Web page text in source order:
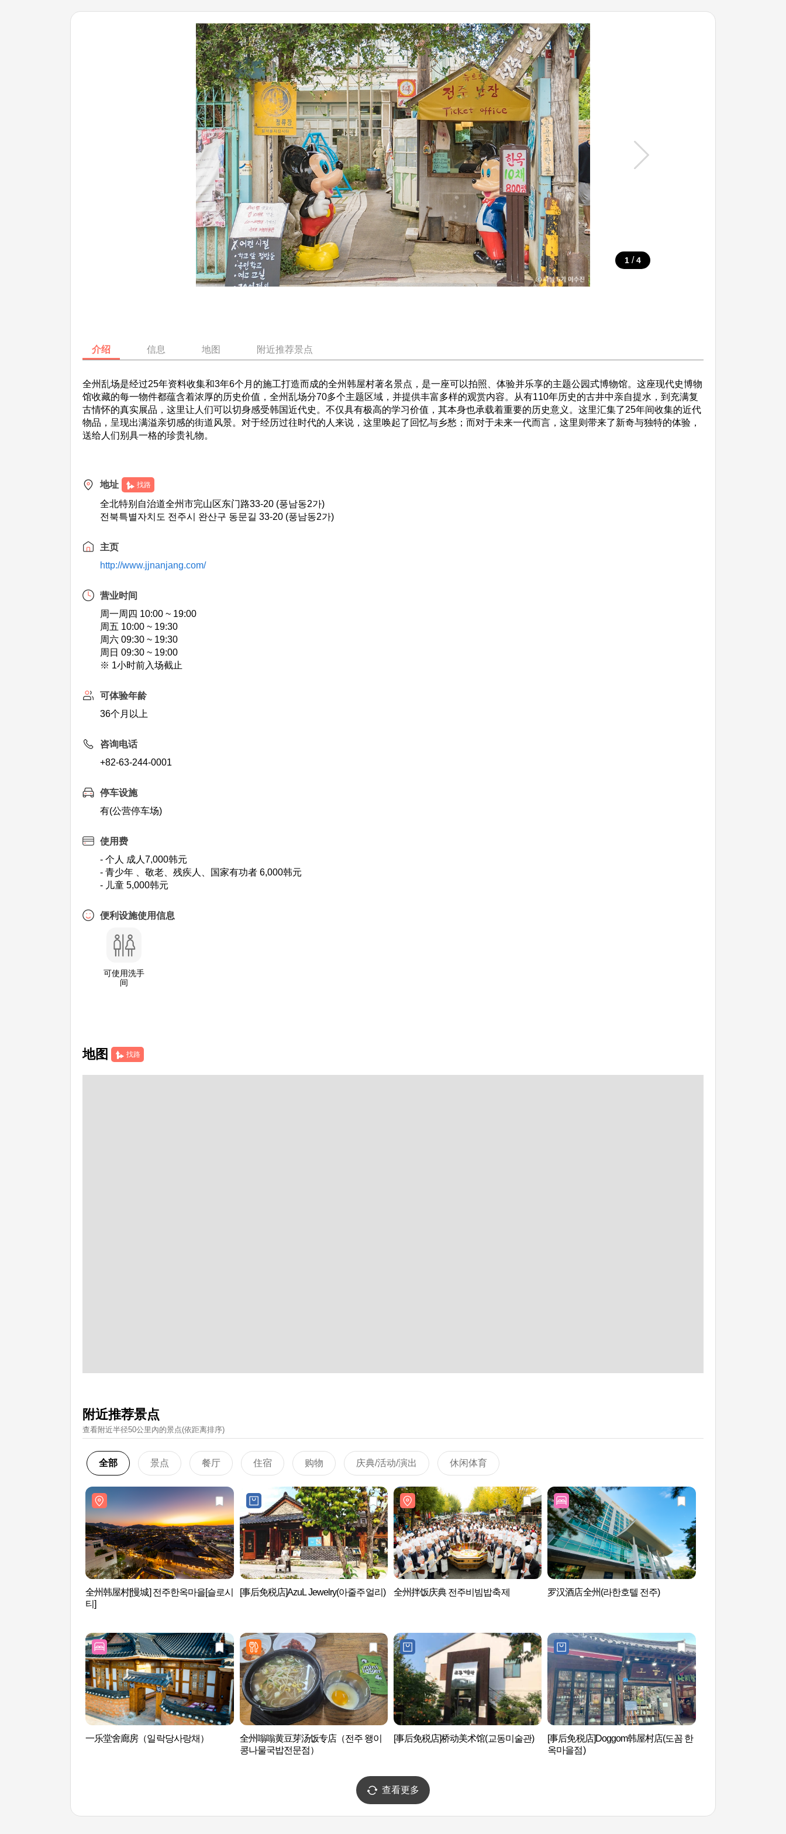
1 / 4
介绍 信息 地图 附近推荐景点
全州乱场是经过25年资料收集和3年6个月的施工打造而成的全州韩屋村著名景点，是一座可以拍照、体验并乐享的主题公园式博物馆。这座现代史博物
馆收藏的每一物件都蕴含着浓厚的历史价值，全州乱场分70多个主题区域，并提供丰富多样的观赏内容。从有110年历史的古井中亲自提水，到充满复
古情怀的真实展品，这里让人们可以切身感受韩国近代史。不仅具有极高的学习价值，其本身也承载着重要的历史意义。这里汇集了25年间收集的近代
物品，呈现出满溢亲切感的街道风景。对于经历过往时代的人来说，这里唤起了回忆与乡愁；而对于未来一代而言，这里则带来了新奇与独特的体验，
送给人们别具一格的珍贵礼物。
地址 找路
全北特别自治道全州市完山区东门路33-20 (풍남동2가)
전북특별자치도 전주시 완산구 동문길 33-20 (풍남동2가)
主页
http://www.jjnanjang.com/
营业时间
周一周四 10:00 ~ 19:00
周五 10:00 ~ 19:30
周六 09:30 ~ 19:30
周日 09:30 ~ 19:00
※ 1小时前入场截止
可体验年龄
36个月以上
咨询电话
+82-63-244-0001
停车设施
有(公营停车场)
使用费
- 个人 成人7,000韩元
- 青少年 、敬老、残疾人、国家有功者 6,000韩元
- 儿童 5,000韩元
便利设施使用信息
可使用洗手
间
地图 找路
附近推荐景点
查看附近半径50公里內的景点(依距离排序)
全部 景点 餐厅 住宿 购物 庆典/活动/演出 休闲体育
全州韩屋村[慢城] 전주한옥마을[슬로시
티]
[事后免税店]AzuL Jewelry(아줄주얼리) 全州拌饭庆典 전주비빔밥축제 罗汉酒店全州(라한호텔 전주)
一乐堂舍廊房（일락당사랑채）
全州嗡嗡黄豆芽汤饭专店（전주 왱이
콩나물국밥전문점）
[事后免税店]桥动美术馆(교동미술관)
[事后免税店]Doggom韩屋村店(도꼼 한
옥마을점)
查看更多